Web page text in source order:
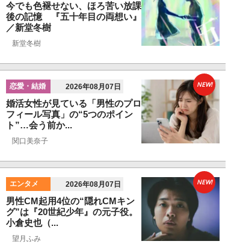
今でも色褪せない、ほろ苦い放課
後の記憶 『五十年目の両想い』
／新堂冬樹
新堂冬樹
恋愛・結婚 2026年08月07日
婚活女性が見ている「男性のプロ
フィール写真」の“5つのポイン
ト”…会う前か...
関口美奈子
NEW!
エンタメ 2026年08月07日
男性CM起用4位の“隠れCMキン
グ”は『20世紀少年』の元子役。
小倉史也（...
望月ふみ
NEW!